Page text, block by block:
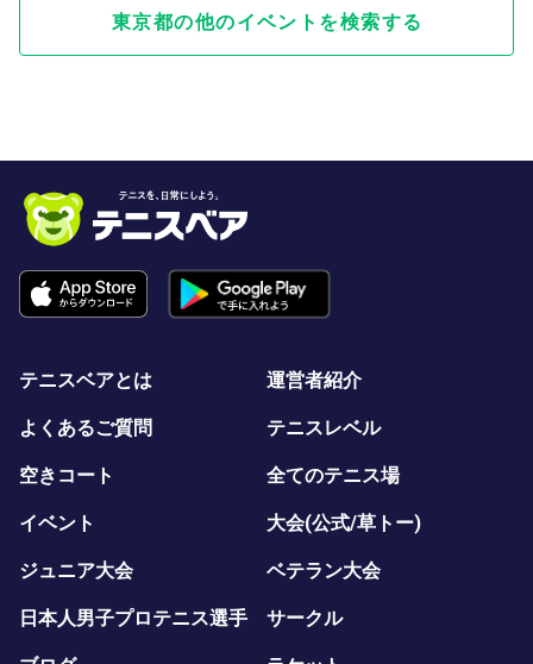
東京都の他のイベントを検索する
テニスベアとは 運営者紹介
よくあるご質問 テニスレベル
空きコート 全てのテニス場
イベント 大会(公式/草トー)
ジュニア大会 ベテラン大会
日本人男子プロテニス選手 サークル